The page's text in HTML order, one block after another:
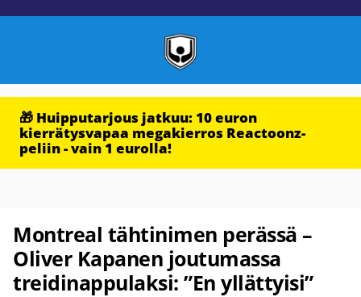
🎁 Huipputarjous jatkuu: 10 euron
kierrätysvapaa megakierros Reactoonz-
peliin - vain 1 eurolla!
Montreal tähtinimen perässä –
Oliver Kapanen joutumassa
treidinappulaksi: ”En yllättyisi”